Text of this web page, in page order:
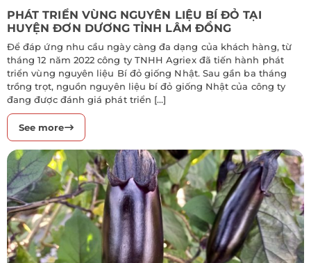
PHÁT TRIỂN VÙNG NGUYÊN LIỆU BÍ ĐỎ TẠI
HUYỆN ĐƠN DƯƠNG TỈNH LÂM ĐỒNG
Để đáp ứng nhu cầu ngày càng đa dạng của khách hàng, từ
tháng 12 năm 2022 công ty TNHH Agriex đã tiến hành phát
triển vùng nguyên liệu Bí đỏ giống Nhật. Sau gần ba tháng
trồng trọt, nguồn nguyên liệu bí đỏ giống Nhật của công ty
đang được đánh giá phát triển […]
See more